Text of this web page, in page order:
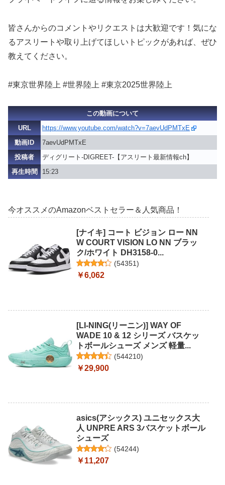
皆さんからのコメントやリクエストは大歓迎です！気にな
るアスリートや取り上げてほしいトピックがあれば、ぜひ
教えてください。
#東京世界陸上 #世界陸上 #東京2025世界陸上
この動画について
URL
https://www.youtube.com/watch?v=7aevUdPMTxE
動画ID
7aevUdPMTxE
投稿者
ディグリート-DIGREET-【アスリート最新情報ch】
再生時間
15:23
今オススメのAmazonベストセラー＆人気商品！
[ナイキ] コート ビジョン ロー NN
W COURT VISION LO NN ブラッ
ク/ホワイト DH3158-0...
(54351)
￥6,062
[LI-NING(リーニン)] WAY OF
WADE 10 & 12 シリーズ バスケッ
トボールシューズ メンズ 軽量...
(544210)
￥29,900
asics(アシックス) ユニセックス大
人 UNPRE ARS 3バスケットボール
シューズ
(54244)
￥11,207